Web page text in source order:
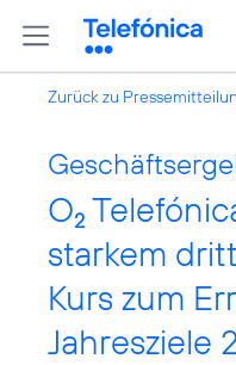
Zurück zu
O2
starkem
Kurs zum
Jahresziele